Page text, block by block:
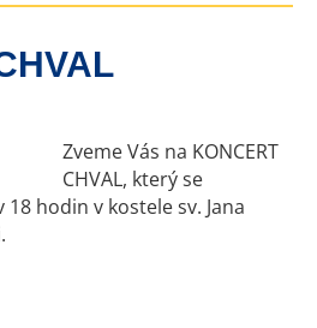
Zveme Vás na KONCERT
CHVAL, který se
18 hodin v kostele sv. Jana